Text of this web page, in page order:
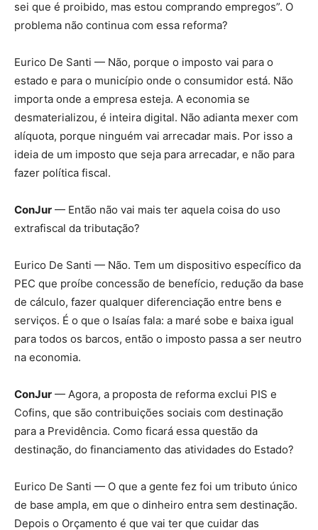
sei que é proibido, mas estou comprando empregos”. O
problema não continua com essa reforma?
Eurico De Santi — Não, porque o imposto vai para o
estado e para o município onde o consumidor está. Não
importa onde a empresa esteja. A economia se
desmaterializou, é inteira digital. Não adianta mexer com
alíquota, porque ninguém vai arrecadar mais. Por isso a
ideia de um imposto que seja para arrecadar, e não para
fazer política fiscal.
ConJur — Então não vai mais ter aquela coisa do uso
extrafiscal da tributação?
Eurico De Santi — Não. Tem um dispositivo específico da
PEC que proíbe concessão de benefício, redução da base
de cálculo, fazer qualquer diferenciação entre bens e
serviços. É o que o Isaías fala: a maré sobe e baixa igual
para todos os barcos, então o imposto passa a ser neutro
na economia.
ConJur — Agora, a proposta de reforma exclui PIS e
Cofins, que são contribuições sociais com destinação
para a Previdência. Como ficará essa questão da
destinação, do financiamento das atividades do Estado?
Eurico De Santi — O que a gente fez foi um tributo único
de base ampla, em que o dinheiro entra sem destinação.
Depois o Orçamento é que vai ter que cuidar das